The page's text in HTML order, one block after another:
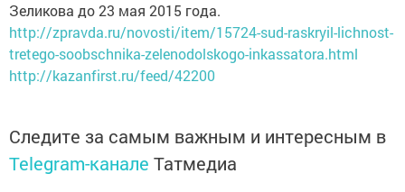
Зеликова до 23 мая 2015 года.
http://zpravda.ru/novosti/item/15724-sud-raskryil-lichnost-
tretego-soobschnika-zelenodolskogo-inkassatora.html
http://kazanfirst.ru/feed/42200
Следите за самым важным и интересным в
Telegram-канале Татмедиа